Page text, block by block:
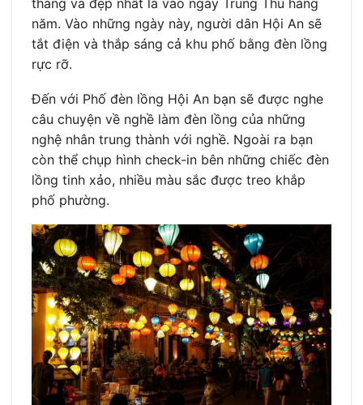
năm. Vào những ngày này, người dân Hội An sẽ
tắt điện và thắp sáng cả khu phố bằng đèn lồng
rực rỡ.
Đến với Phố đèn lồng Hội An bạn sẽ được nghe
câu chuyện về nghề làm đèn lồng của những
nghệ nhân trung thành với nghề. Ngoài ra bạn
còn thể chụp hình check-in bên những chiếc đèn
lồng tinh xảo, nhiều màu sắc được treo khắp
phố phường.